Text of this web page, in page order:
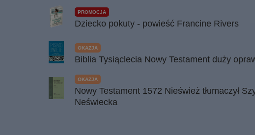
PROMOCJA
Dziecko pokuty - powieść Francine Rivers
OKAZJA
Biblia Tysiąclecia Nowy Testament duży
OKAZJA
Nowy Testament 1572 Nieśwież tłumaczył
Neświecka